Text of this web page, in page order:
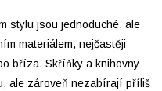
stylu jsou jednoduché, ale
materiálem, nejčastěji
bříza. Skříňky a knihovny
ale zároveň nezabírají příliš